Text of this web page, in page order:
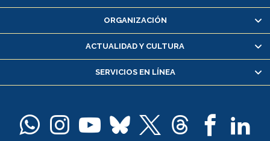
Inscripción y cambio de asignaturas
Consulta y certificado de notas
Servicio médico y dental
Pago de arancel y crédito alumnos
Docentes
ORGANIZACIÓN
ACTUALIDAD Y CULTURA
SERVICIOS EN LÍNEA